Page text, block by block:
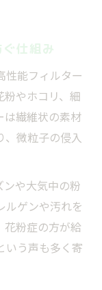
仕組み
性能フィルター
粉やホコリ、細
は繊維状の素材
、微粒子の侵入
ンや大気中の粉
ルゲンや汚れを
花粉症の方が給
いう声も多く寄